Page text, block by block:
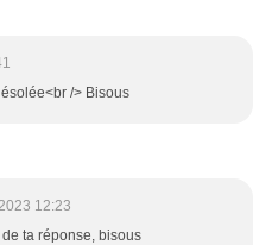
/> Bisous
12:23
ta réponse, bisous